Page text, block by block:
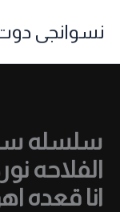
نسوانجى
سلسله
انا قعده